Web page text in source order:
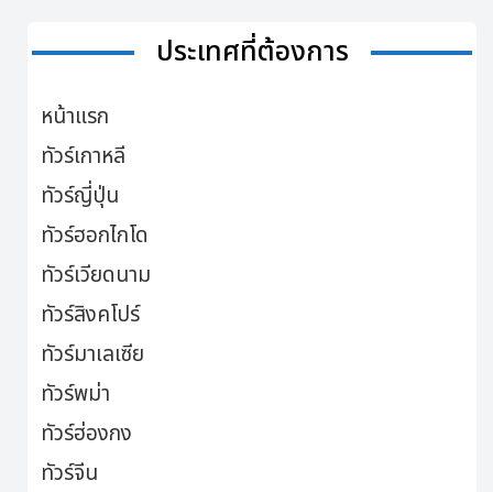
ประเทศที่ต้องการ
หน้าแรก
ทัวร์เกาหลี
ทัวร์ญี่ปุ่น
ทัวร์ฮอกไกโด
ทัวร์เวียดนาม
ทัวร์สิงคโปร์
ทัวร์มาเลเซีย
ทัวร์พม่า
ทัวร์ฮ่องกง
ทัวร์จีน